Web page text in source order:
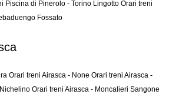
Piscina di Pinerolo - Torino Lingotto Orari treni
Fossato
Orari treni Airasca - None Orari treni Airasca -
Orari treni Airasca - Moncalieri Sangone